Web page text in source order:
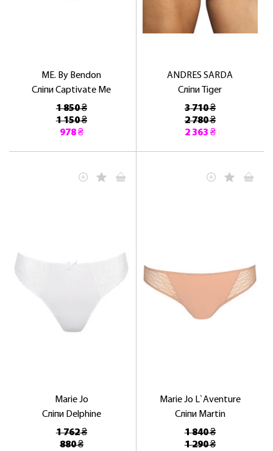
ME. By Bendon
Сліпи Captivate Me
1 850 ₴
1 150 ₴
978 ₴
ANDRES SARDA
Сліпи Tiger
3 710 ₴
2 780 ₴
2 363 ₴
Marie Jo
Сліпи Delphine
1 762 ₴
880 ₴
Marie Jo L`Aventure
Сліпи Martin
1 840 ₴
1 290 ₴